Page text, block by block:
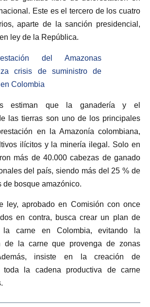
Este es el tercero de los cuatro
aparte de la sanción presidencial,
ley de la República.
del Amazonas
crisis de suministro de
Colombia
estiman que la ganadería y el
las tierras son uno de los principales
en la Amazonía colombiana,
ilícitos y la minería ilegal. Solo en
más de 40.000 cabezas de ganado
del país, siendo más del 25 % de
de bosque amazónico.
ley, aprobado en Comisión con once
en contra, busca crear un plan de
la carne en Colombia, evitando la
de la carne que provenga de zonas
insiste en la creación de
toda la cadena productiva de carne